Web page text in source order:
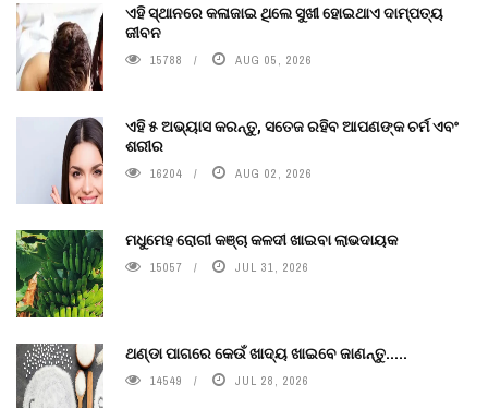
ଏହି ସ୍ଥାନରେ କଳାଜାଇ ଥିଲେ ସୁଖୀ ହୋଇଥାଏ ଦାମ୍ପତ୍ୟ
ଜୀବନ
15788 AUG 05, 2026
ଏହି ୫ ଅଭ୍ୟାସ କରନ୍ତୁ, ସତେଜ ରହିବ ଆପଣଙ୍କ ଚର୍ମ ଏବଂ
ଶରୀର
16204 AUG 02, 2026
ମଧୁମେହ ରୋଗୀ କଞ୍ଚା କଳଦୀ ଖାଇବା ଲାଭଦାୟକ
15057 JUL 31, 2026
ଥଣ୍ଡା ପାଗରେ କେଉଁ ଖାଦ୍ୟ ଖାଇବେ ଜାଣନ୍ତୁ.....
14549 JUL 28, 2026